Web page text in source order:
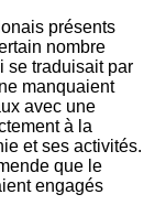
présents
nombre
se traduisait par
manquaient
avec une
à la
et ses activités.
que le
engagés